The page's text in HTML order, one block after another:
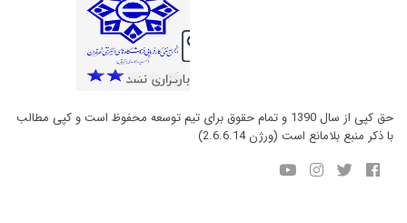
حق کپی از سال 1390 و تمام حقوق برای تیم توسعه محفوظ است و کپی مطالب
با ذکر منبع بلامانع است (ورژن 2.6.6.14)